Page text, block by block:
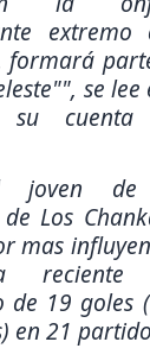
extremo
formará
, se lee
joven
Los
mas
de 19 goles
en 21